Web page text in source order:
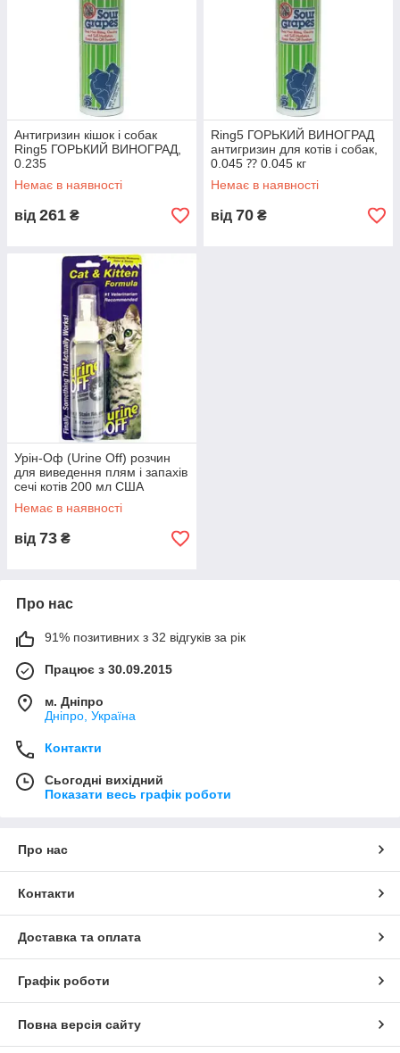
Антигризин кішок і собак
Ring5 ГОРЬКИЙ ВИНОГРАД,
0.235
Немає в наявності
від 261 ₴
Ring5 ГОРЬКИЙ ВИНОГРАД
антигризин для котів і собак,
0.045 ⁇ 0.045 кг
Немає в наявності
від 70 ₴
Урін-Оф (Urine Off) розчин
для виведення плям і запахів
сечі котів 200 мл США
Немає в наявності
від 73 ₴
Про нас
91% позитивних з 32 відгуків за рік
Працює з 30.09.2015
м. Дніпро
Дніпро, Україна
Контакти
Сьогодні вихідний
Показати весь графік роботи
Про нас
Контакти
Доставка та оплата
Графік роботи
Повна версія сайту